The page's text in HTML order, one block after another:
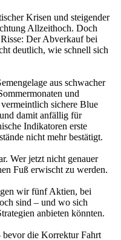
Krisen und steigender
Allzeithoch. Doch
Der Abverkauf bei
deutlich, wie schnell sich
aus schwacher
und
sichere Blue
damit anfällig für
Indikatoren erste
nicht mehr bestätigt.
Wer jetzt nicht genauer
Fuß erwischt zu werden.
wir fünf Aktien, bei
sind – und wo sich
anbieten könnten.
bevor die Korrektur Fahrt